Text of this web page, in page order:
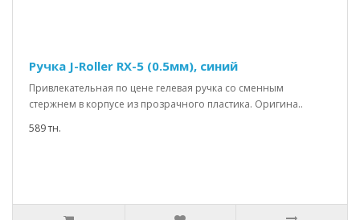
Ручка J-Roller RX-5 (0.5мм), синий
Привлекательная по цене гелевая ручка со сменным
стержнем в корпусе из прозрачного пластика. Оригина..
589 тн.